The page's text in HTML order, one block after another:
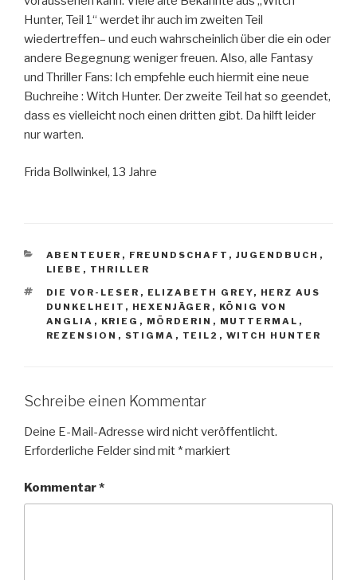
Hunter, Teil 1“ werdet ihr auch im zweiten Teil
wiedertreffen– und euch wahrscheinlich über die ein oder
andere Begegnung weniger freuen. Also, alle Fantasy
und Thriller Fans: Ich empfehle euch hiermit eine neue
Buchreihe : Witch Hunter. Der zweite Teil hat so geendet,
dass es vielleicht noch einen dritten gibt. Da hilft leider
nur warten.
Frida Bollwinkel, 13 Jahre
KATEGORIEN
ABENTEUER , FREUNDSCHAFT , JUGENDBUCH ,
LIEBE , THRILLER
SCHLAGWÖRTER
DIE VOR-LESER , ELIZABETH GREY, HERZ AUS
DUNKELHEIT , HEXENJÄGER , KÖNIG VON
ANGLIA , KRIEG , MÖRDERIN , MUTTERMAL ,
REZENSION , STIGMA , TEIL2 , WITCH HUNTER
Schreibe einen Kommentar
Deine E-Mail-Adresse wird nicht veröffentlicht.
Erforderliche Felder sind mit *markiert
Kommentar*